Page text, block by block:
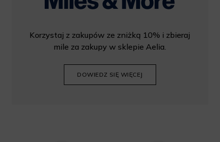
Korzystaj z zakupów ze zniżką 10% i zbieraj
mile za zakupy w sklepie Aelia.
DOWIEDZ SIĘ WIĘCEJ